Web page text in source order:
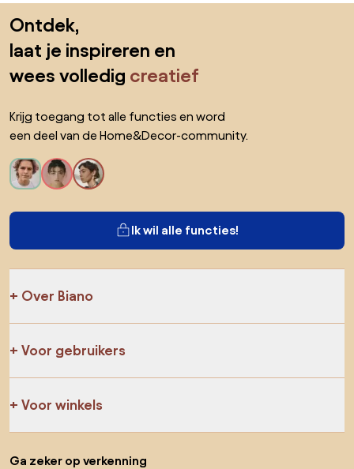
Ontdek,
laat je inspireren en
wees volledig creatief
Krijg toegang tot alle functies en word
een deel van de Home&Decor-community.
Ik wil alle functies!
Over Biano
Voor gebruikers
Voor winkels
Ga zeker op verkenning